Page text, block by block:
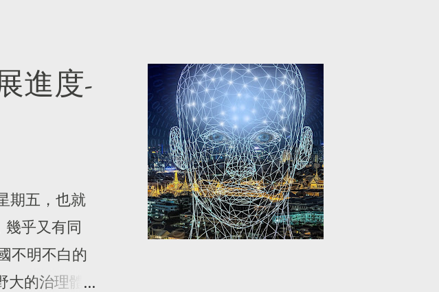
是一個備受
的第一代
文，閱讀
文電子閱
閱讀，它
主要的原因
不需要把中
例如有些文
書還是有電
條演算法，
是我觀察的
為標竿的
」或「智慧
評比、
洲國家之
灣的現況感
實現可信
進度-
期五，也就
幾乎又有同
不明不白的
的治理體